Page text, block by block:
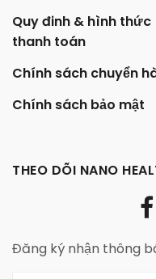
Quy đinh & hình thức
thanh toán
Chính sách chuyển
Chính sách bảo mật
THEO DÕI NANO
Đăng ký nhận thông